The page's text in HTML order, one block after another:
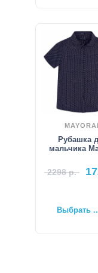
MAYORAL
Рубашка
мальчика
2298р.
Выбрать